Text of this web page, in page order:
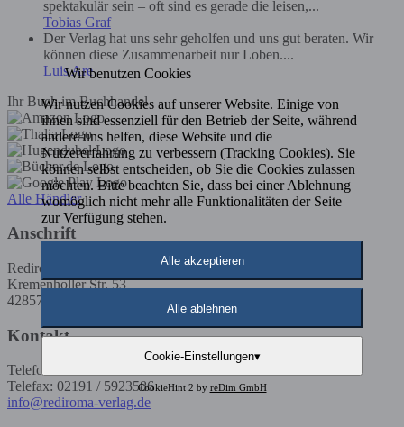
spektakulär sein – oft sind es gerade die leisen,...
Tobias Graf
Der Verlag hat uns sehr geholfen und uns gut beraten. Wir
können diese Zusammenarbeit nur Loben....
Luis Are
Ihr Buch im Buchhandel
Alle Händler
Anschrift
Rediroma-Verlag
Kremenholler Str. 53
42857 Remscheid
Kontakt
Telefon: 02191 / 5923585
Telefax: 02191 / 5923586
info@rediroma-verlag.de
Wir benutzen Cookies
Wir nutzen Cookies auf unserer Website. Einige von
ihnen sind essenziell für den Betrieb der Seite, während
andere uns helfen, diese Website und die
Nutzererfahrung zu verbessern (Tracking Cookies). Sie
können selbst entscheiden, ob Sie die Cookies zulassen
möchten. Bitte beachten Sie, dass bei einer Ablehnung
womöglich nicht mehr alle Funktionalitäten der Seite
zur Verfügung stehen.
Alle akzeptieren
Alle ablehnen
Cookie-Einstellungen▾
CookieHint 2 by reDim GmbH